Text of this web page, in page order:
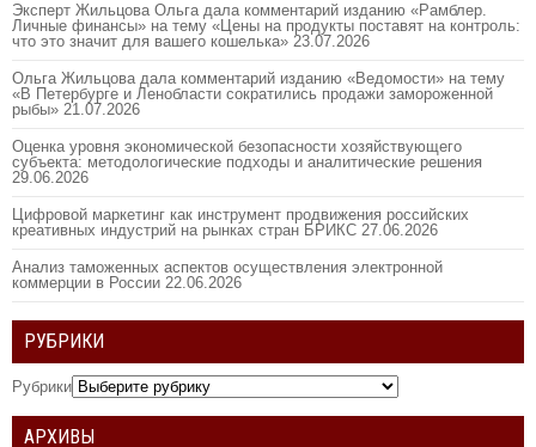
Эксперт Жильцова Ольга дала комментарий изданию «Рамблер.
Личные финансы» на тему «Цены на продукты поставят на контроль:
что это значит для вашего кошелька» 23.07.2026
Ольга Жильцова дала комментарий изданию «Ведомости» на тему
«В Петербурге и Ленобласти сократились продажи замороженной
рыбы» 21.07.2026
Оценка уровня экономической безопасности хозяйствующего
субъекта: методологические подходы и аналитические решения
29.06.2026
Цифровой маркетинг как инструмент продвижения российских
креативных индустрий на рынках стран БРИКС 27.06.2026
Анализ таможенных аспектов осуществления электронной
коммерции в России 22.06.2026
РУБРИКИ
Рубрики
АРХИВЫ